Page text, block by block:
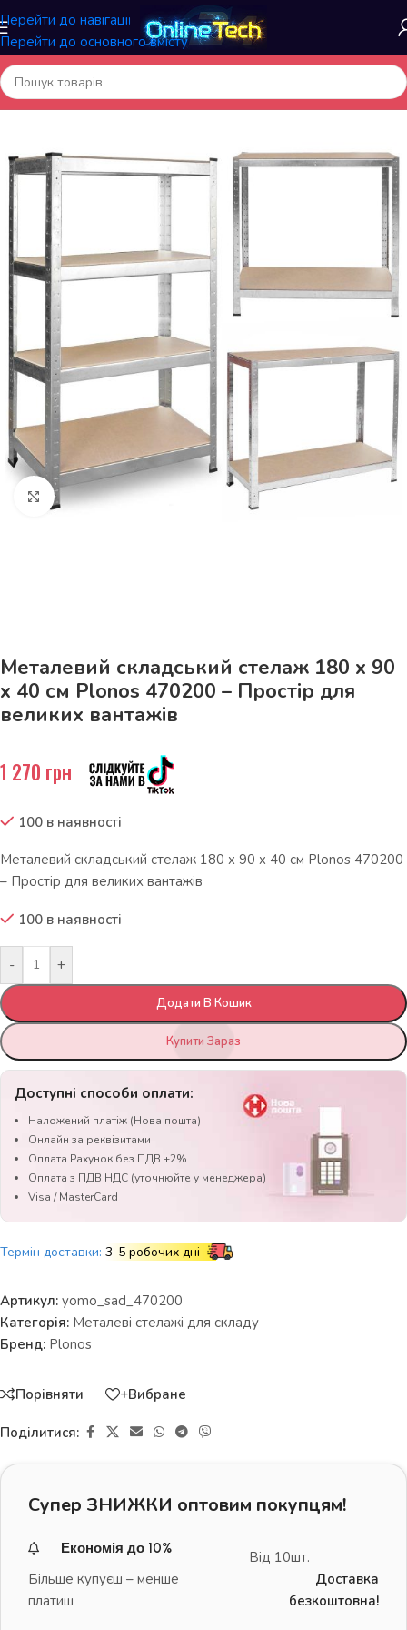
Перейти до навігації
Перейти до основного вмісту
Головна/Меблі та інтер'єр/Металеві стелажі для складу
Натисніть, щоб збільшити
Металевий складський стелаж 180 x 90
x 40 см Plonos 470200 – Простір для
великих вантажів
1 270 грн
100 в наявності
Металевий складський стелаж 180 x 90 x 40 см Plonos 470200
– Простір для великих вантажів
100 в наявності
- +
Додати В Кошик
Купити Зараз
Доступні способи оплати:
Наложений платіж (Нова пошта)
Онлайн за реквізитами
Оплата Рахунок без ПДВ +2%
Оплата з ПДВ НДС (уточнюйте у менеджера)
Visa / MasterCard
Термін доставки: 3-5 робочих дні
Артикул: yomo_sad_470200
Категорія: Металеві стелажі для складу
Бренд: Plonos
Порівняти +Вибране
Поділитися:
Супер ЗНИЖКИ оптовим покупцям!
Економія до 10%
Більше купуєш – менше
платиш
Від 10шт.
Доставка
безкоштовна!